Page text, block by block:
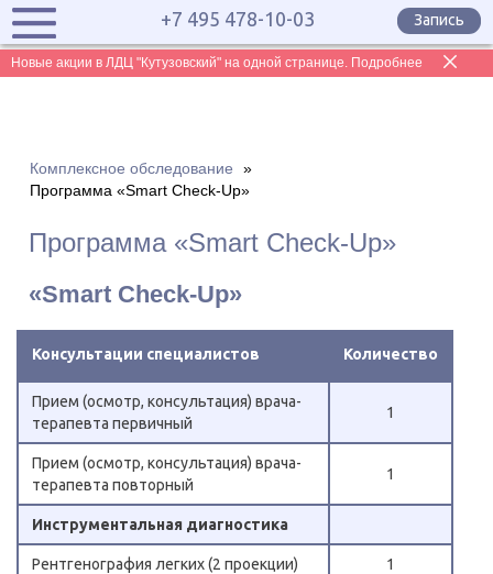
Новые акции в ЛДЦ "Кутузовский" на одной странице. Подробнее
+7 495 478-10-03 Запись
Комплексное обследование
»
Программа «Smart Check-Up»
Программа «Smart Check-Up»
«Smart Check-Up»
Консультации специалистов Количество
Прием (осмотр, консультация) врача-
терапевта первичный
1
Прием (осмотр, консультация) врача-
терапевта повторный
1
Инструментальная диагностика
Рентгенография легких (2 проекции) 1